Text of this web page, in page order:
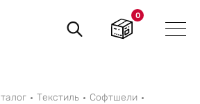
Пошук
товарів
0
Текстиль
Софтшели